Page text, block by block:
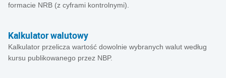
formacie NRB (z cyframi kontrolnymi).
Kalkulator walutowy
Kalkulator przelicza wartość dowolnie wybranych walut według
kursu publikowanego przez NBP.